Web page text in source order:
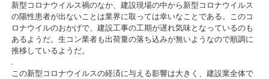
新型コロナウイルス禍のなか、建設現場の中から新型コロナウイルス
の陽性患者が出ないことは業界に取っては幸いなことである。このコ
ロナウイルのおかげで、建設工事の工期が遅れ気味となっているのも
あるようだ。生コン業者も出荷量の落ち込みが無いようなので順調に
推移しているようだ。
.
この新型コロナウイルスの経済に与える影響は大きく、建設業全体で